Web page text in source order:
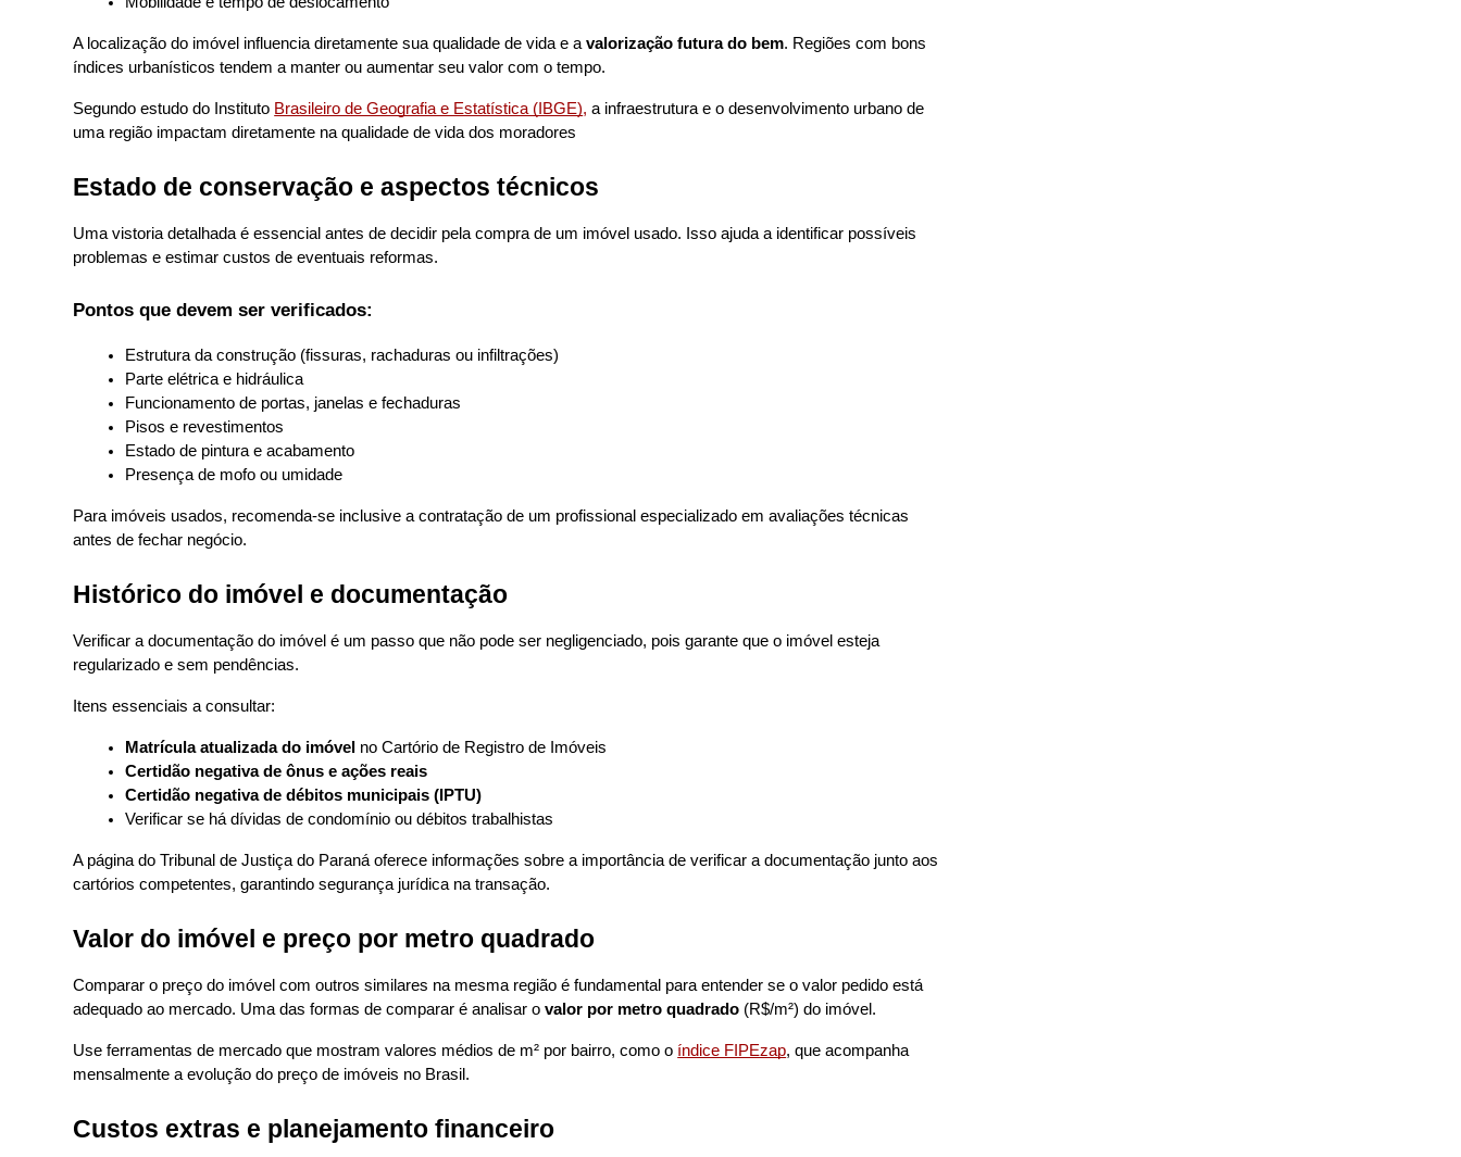
A localização do imóvel influencia diretamente sua qualidade de vida e a valorização futura do bem. Regiões com bons
índices urbanísticos tendem a manter ou aumentar seu valor com o tempo.
Segundo estudo do Instituto Brasileiro de Geografia e Estatística (IBGE), a infraestrutura e o desenvolvimento urbano de
uma região impactam diretamente na qualidade de vida dos moradores
Estado de conservação e aspectos técnicos
Uma vistoria detalhada é essencial antes de decidir pela compra de um imóvel usado. Isso ajuda a identificar possíveis
problemas e estimar custos de eventuais reformas.
Pontos que devem ser verificados:
Estrutura da construção (fissuras, rachaduras ou infiltrações)
Parte elétrica e hidráulica
Funcionamento de portas, janelas e fechaduras
Pisos e revestimentos
Estado de pintura e acabamento
Presença de mofo ou umidade
Para imóveis usados, recomenda-se inclusive a contratação de um profissional especializado em avaliações técnicas
antes de fechar negócio.
Histórico do imóvel e documentação
Verificar a documentação do imóvel é um passo que não pode ser negligenciado, pois garante que o imóvel esteja
regularizado e sem pendências.
Itens essenciais a consultar:
Matrícula atualizada do imóvel no Cartório de Registro de Imóveis
Certidão negativa de ônus e ações reais
Certidão negativa de débitos municipais (IPTU)
Verificar se há dívidas de condomínio ou débitos trabalhistas
A página do Tribunal de Justiça do Paraná oferece informações sobre a importância de verificar a documentação junto aos
cartórios competentes, garantindo segurança jurídica na transação.
Valor do imóvel e preço por metro quadrado
Comparar o preço do imóvel com outros similares na mesma região é fundamental para entender se o valor pedido está
adequado ao mercado. Uma das formas de comparar é analisar o valor por metro quadrado (R$/m²) do imóvel.
Use ferramentas de mercado que mostram valores médios de m² por bairro, como o índice FIPEzap, que acompanha
mensalmente a evolução do preço de imóveis no Brasil.
Custos extras e planejamento financeiro